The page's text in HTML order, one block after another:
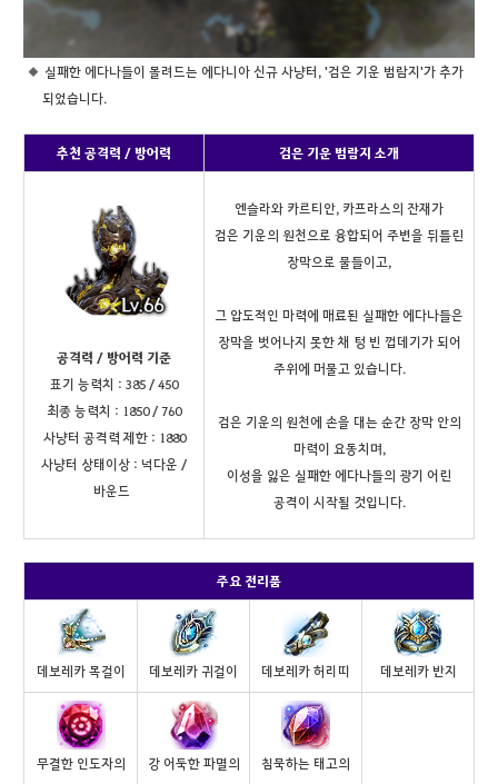
실패한 에다나들이 몰려드는 에다니아 신규 사냥터, '검은 기운 범람지'가 추가
되었습니다.
추천 공격력 / 방어력 검은 기운 범람지 소개
공격력 / 방어력 기준
표기 능력치 : 385 / 450
최종 능력치 : 1850 / 760
사냥터 공격력 제한 : 1880
사냥터 상태이상 : 넉다운 /
바운드
엔슬라와 카르티안, 카프라스의 잔재가
검은 기운의 원천으로 융합되어 주변을 뒤틀린
장막으로 물들이고,
그 압도적인 마력에 매료된 실패한 에다나들은
장막을 벗어나지 못한 채 텅 빈 껍데기가 되어
주위에 머물고 있습니다.
검은 기운의 원천에 손을 대는 순간 장막 안의
마력이 요동치며,
이성을 잃은 실패한 에다나들의 광기 어린
공격이 시작될 것입니다.
주요 전리품
데보레카 목걸이 데보레카 귀걸이 데보레카 허리띠 데보레카 반지
무결한 인도자의
강 어둑한 파멸의
침묵하는 태고의